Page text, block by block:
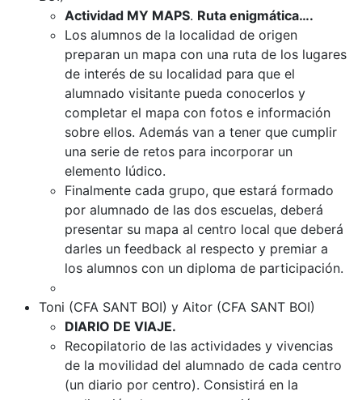
Actividad MY MAPS. Ruta enigmática….
Los alumnos de la localidad de origen
preparan un mapa con una ruta de los lugares
de interés de su localidad para que el
alumnado visitante pueda conocerlos y
completar el mapa con fotos e información
sobre ellos. Además van a tener que cumplir
una serie de retos para incorporar un
elemento lúdico.
Finalmente cada grupo, que estará formado
por alumnado de las dos escuelas, deberá
presentar su mapa al centro local que deberá
darles un feedback al respecto y premiar a
los alumnos con un diploma de participación.
Toni (CFA SANT BOI) y Aitor (CFA SANT BOI)
DIARIO DE VIAJE.
Recopilatorio de las actividades y vivencias
de la movilidad del alumnado de cada centro
(un diario por centro). Consistirá en la